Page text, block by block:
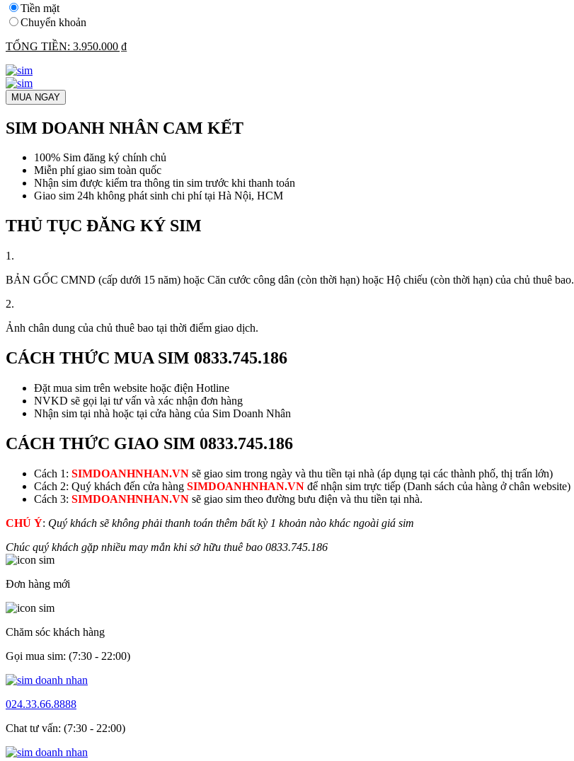
Tiền mặt
Chuyển khoản
TỔNG TIỀN: 3.950.000 ₫
MUA NGAY
SIM DOANH NHÂN CAM KẾT
100% Sim đăng ký chính chủ
Miễn phí giao sim toàn quốc
Nhận sim được kiểm tra thông tin sim trước khi thanh toán
Giao sim 24h không phát sinh chi phí tại Hà Nội, HCM
THỦ TỤC ĐĂNG KÝ SIM
1.
BẢN GỐC CMND (cấp dưới 15 năm) hoặc Căn cước công dân (còn thời hạn) hoặc Hộ chiếu (còn thời hạn) của chủ thuê bao.
2.
Ảnh chân dung của chủ thuê bao tại thời điểm giao dịch.
CÁCH THỨC MUA SIM 0833.745.186
Đặt mua sim trên website hoặc điện Hotline
NVKD sẽ gọi lại tư vấn và xác nhận đơn hàng
Nhận sim tại nhà hoặc tại cửa hàng của Sim Doanh Nhân
CÁCH THỨC GIAO SIM 0833.745.186
Cách 1: SIMDOANHNHAN.VN sẽ giao sim trong ngày và thu tiền tại nhà (áp dụng tại các thành phố, thị trấn lớn)
Cách 2: Quý khách đến cửa hàng SIMDOANHNHAN.VN để nhận sim trực tiếp (Danh sách của hàng ở chân website)
Cách 3: SIMDOANHNHAN.VN sẽ giao sim theo đường bưu điện và thu tiền tại nhà.
CHÚ Ý: Quý khách sẽ không phải thanh toán thêm bất kỳ 1 khoản nào khác ngoài giá sim
Chúc quý khách gặp nhiều may mắn khi sở hữu thuê bao 0833.745.186
Đơn hàng mới
Chăm sóc khách hàng
Gọi mua sim: (7:30 - 22:00)
024.33.66.8888
Chat tư vấn: (7:30 - 22:00)